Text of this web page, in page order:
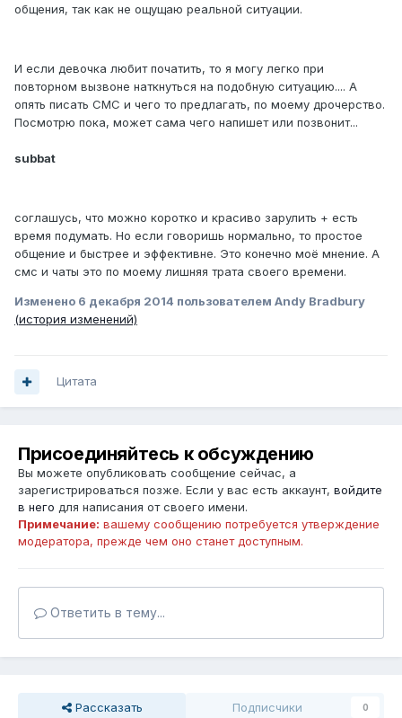
общения, так как не ощущаю реальной ситуации.
И если девочка любит початить, то я могу легко при
повторном вызвоне наткнуться на подобную ситуацию.... А
опять писать СМС и чего то предлагать, по моему дрочерство.
Посмотрю пока, может сама чего напишет или позвонит...
subbat
соглашусь, что можно коротко и красиво зарулить + есть
время подумать. Но если говоришь нормально, то простое
общение и быстрее и эффективне. Это конечно моё мнение. А
смс и чаты это по моему лишняя трата своего времени.
Изменено 6 декабря 2014 пользователем Andy Bradbury
(история изменений)
Цитата
Присоединяйтесь к обсуждению
Вы можете опубликовать сообщение сейчас, а
зарегистрироваться позже. Если у вас есть аккаунт, войдите
в него для написания от своего имени.
Примечание: вашему сообщению потребуется утверждение
модератора, прежде чем оно станет доступным.
Ответить в тему...
Рассказать Подписчики 0